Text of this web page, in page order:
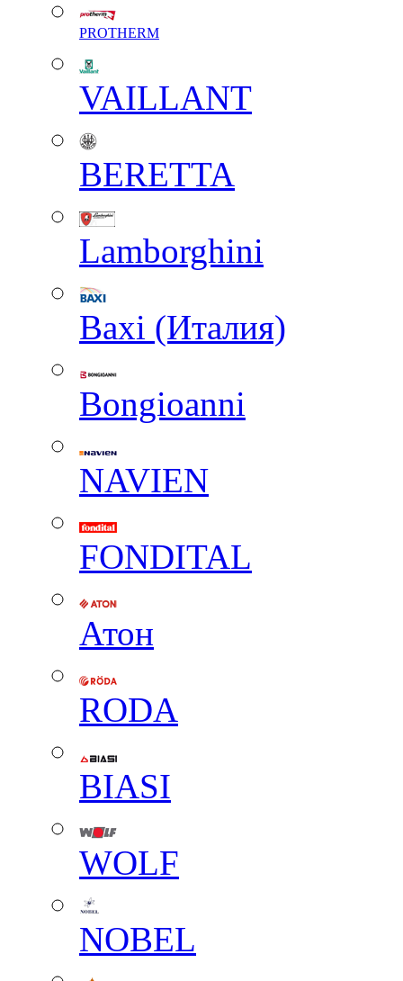
PROTHERM
VAILLANT
BERETTA
Lamborghini
Baxi (Италия)
Вongioanni
NAVIEN
FONDITAL
Атон
RODA
BIASI
WOLF
NOBEL